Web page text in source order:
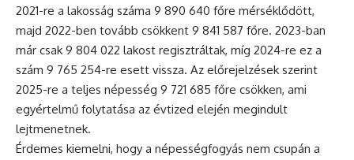
2021-re a lakosság száma 9 890 640 főre mérséklődött,
majd 2022-ben tovább csökkent 9 841 587 főre. 2023-ban
már csak 9 804 022 lakost regisztráltak, míg 2024-re ez a
szám 9 765 254-re esett vissza. Az előrejelzések szerint
2025-re a teljes népesség 9 721 685 főre csökken, ami
egyértelmű folytatása az évtized elején megindult
lejtmenetnek.
Érdemes kiemelni, hogy a népességfogyás nem csupán a